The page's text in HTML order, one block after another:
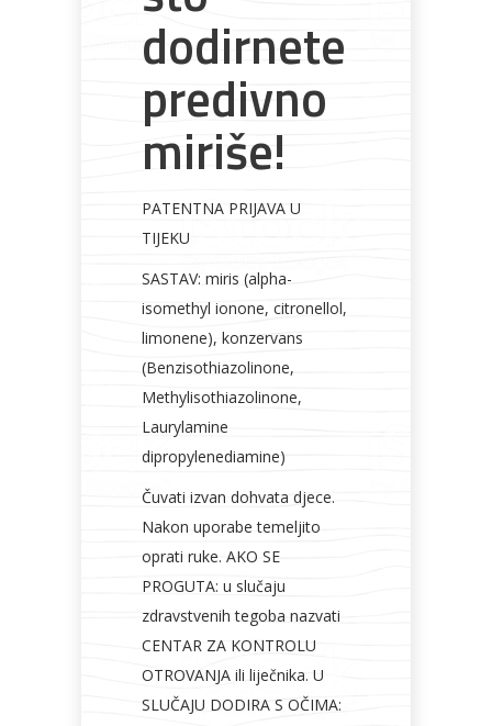
dodirnete
predivno
miriše!
PATENTNA PRIJAVA U
TIJEKU
SASTAV: miris (alpha-
isomethyl ionone, citronellol,
limonene), konzervans
(Benzisothiazolinone,
Methylisothiazolinone,
Laurylamine
dipropylenediamine)
Čuvati izvan dohvata djece.
Nakon uporabe temeljito
oprati ruke. AKO SE
PROGUTA: u slučaju
zdravstvenih tegoba nazvati
CENTAR ZA KONTROLU
OTROVANJA ili liječnika. U
SLUČAJU DODIRA S OČIMA: